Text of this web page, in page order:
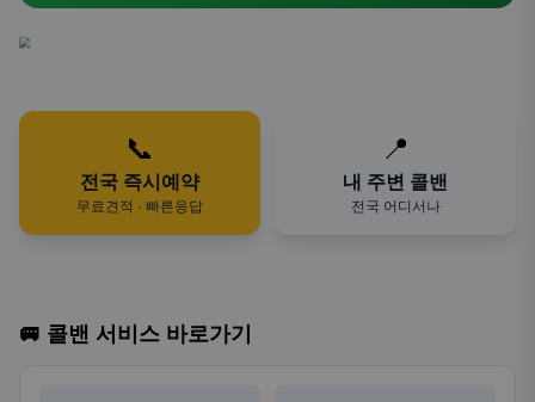
📞
전국 즉시예약
무료견적 · 빠른응답
📍
내 주변 콜밴
전국 어디서나
🚐 콜밴 서비스 바로가기